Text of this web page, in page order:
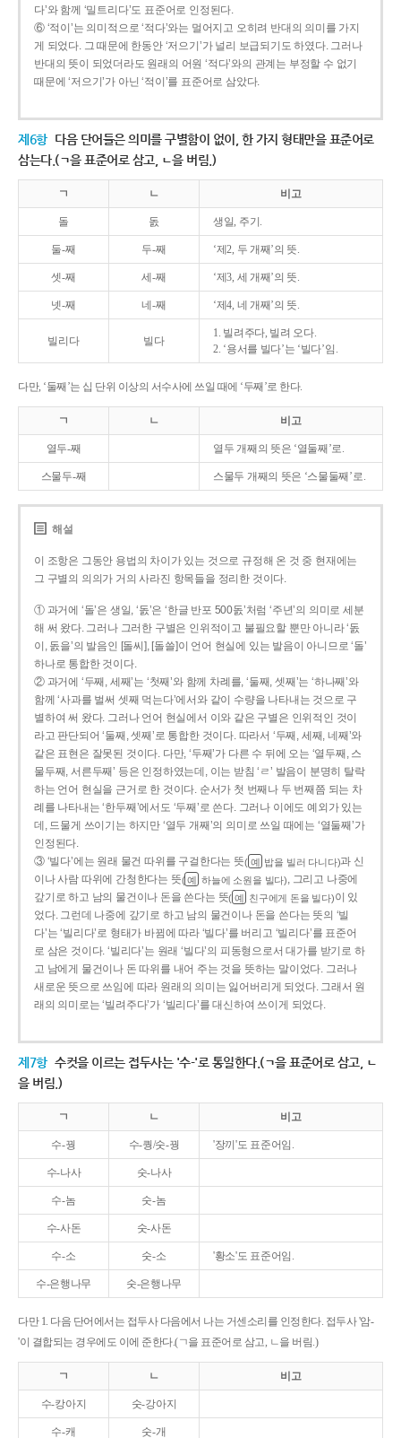
다’와 함께 ‘밀트리다’도 표준어로 인정된다.
⑥ ‘적이’는 의미적으로 ‘적다’와는 멀어지고 오히려 반대의 의미를 가지
게 되었다. 그 때문에 한동안 ‘저으기’가 널리 보급되기도 하였다. 그러나
반대의 뜻이 되었더라도 원래의 어원 ‘적다’와의 관계는 부정할 수 없기
때문에 ‘저으기’가 아닌 ‘적이’를 표준어로 삼았다.
제6항 다음 단어들은 의미를 구별함이 없이, 한 가지 형태만을 표준어로
삼는다.(ㄱ을 표준어로 삼고, ㄴ을 버림.)
ㄱ ㄴ 비고
돌 돐 생일, 주기.
둘-째 두-째 ‘제2, 두 개째’의 뜻.
셋-째 세-째 ‘제3, 세 개째’의 뜻.
넷-째 네-째 ‘제4, 네 개째’의 뜻.
빌리다 빌다
1. 빌려주다, 빌려 오다.
2. ‘용서를 빌다’는 ‘빌다’임.
다만, ‘둘째’는 십 단위 이상의 서수사에 쓰일 때에 ‘두째’로 한다.
ㄱ ㄴ 비고
열두-째 열두 개째의 뜻은 ‘열둘째’로.
스물두-째 스물두 개째의 뜻은 ‘스물둘째’로.
해설
이 조항은 그동안 용법의 차이가 있는 것으로 규정해 온 것 중 현재에는
그 구별의 의의가 거의 사라진 항목들을 정리한 것이다.
① 과거에 ‘돌’은 생일, ‘돐’은 ‘한글 반포 500돐’처럼 ‘주년’의 의미로 세분
해 써 왔다. 그러나 그러한 구별은 인위적이고 불필요할 뿐만 아니라 ‘돐
이, 돐을’의 발음인 [돌씨], [돌쓸]이 언어 현실에 있는 발음이 아니므로 ‘돌’
하나로 통합한 것이다.
② 과거에 ‘두째, 세째’는 ‘첫째’와 함께 차례를, ‘둘째, 셋째’는 ‘하나째’와
함께 ‘사과를 벌써 셋째 먹는다’에서와 같이 수량을 나타내는 것으로 구
별하여 써 왔다. 그러나 언어 현실에서 이와 같은 구별은 인위적인 것이
라고 판단되어 ‘둘째, 셋째’로 통합한 것이다. 따라서 ‘두째, 세째, 네째’와
같은 표현은 잘못된 것이다. 다만, ‘두째’가 다른 수 뒤에 오는 ‘열두째, 스
물두째, 서른두째’ 등은 인정하였는데, 이는 받침 ‘ㄹ’ 발음이 분명히 탈락
하는 언어 현실을 근거로 한 것이다. 순서가 첫 번째나 두 번째쯤 되는 차
례를 나타내는 ‘한두째’에서도 ‘두째’로 쓴다. 그러나 이에도 예외가 있는
데, 드물게 쓰이기는 하지만 ‘열두 개째’의 의미로 쓰일 때에는 ‘열둘째’가
인정된다.
③ ‘빌다’에는 원래 물건 따위를 구걸한다는 뜻( 예 밥을 빌러 다니다)과 신
이나 사람 따위에 간청한다는 뜻( 예 하늘에 소원을 빌다), 그리고 나중에
갚기로 하고 남의 물건이나 돈을 쓴다는 뜻( 예 친구에게 돈을 빌다)이 있
었다. 그런데 나중에 갚기로 하고 남의 물건이나 돈을 쓴다는 뜻의 ‘빌
다’는 ‘빌리다’로 형태가 바뀜에 따라 ‘빌다’를 버리고 ‘빌리다’를 표준어
로 삼은 것이다. ‘빌리다’는 원래 ‘빌다’의 피동형으로서 대가를 받기로 하
고 남에게 물건이나 돈 따위를 내어 주는 것을 뜻하는 말이었다. 그러나
새로운 뜻으로 쓰임에 따라 원래의 의미는 잃어버리게 되었다. 그래서 원
래의 의미로는 ‘빌려주다’가 ‘빌리다’를 대신하여 쓰이게 되었다.
제7항 수컷을 이르는 접두사는 '수-'로 통일한다.(ㄱ을 표준어로 삼고, ㄴ
을 버림.)
ㄱ ㄴ 비고
수-꿩 수-퀑/숫-꿩 '장끼'도 표준어임.
수-나사 숫-나사
수-놈 숫-놈
수-사돈 숫-사돈
수-소 숫-소 '황소'도 표준어임.
수-은행나무 숫-은행나무
다만 1. 다음 단어에서는 접두사 다음에서 나는 거센소리를 인정한다. 접두사 '암-
'이 결합되는 경우에도 이에 준한다.(ㄱ을 표준어로 삼고, ㄴ을 버림.)
ㄱ ㄴ 비고
수-캉아지 숫-강아지
수-캐 숫-개